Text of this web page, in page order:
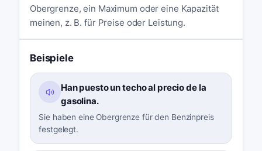
Obergrenze, ein Maximum oder eine Kapazität
meinen, z. B. für Preise oder Leistung.
Beispiele
Han puesto un techo al precio de la
gasolina.
Sie haben eine Obergrenze für den Benzinpreis
festgelegt.